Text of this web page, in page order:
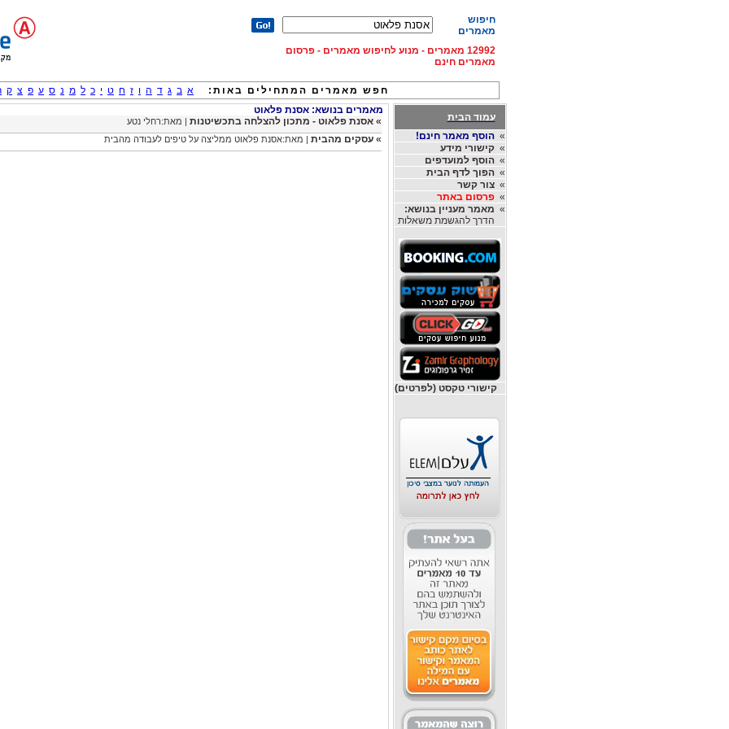
חיפוש
מאמרים
12992 מאמרים - מנוע לחיפוש מאמרים - פרסום
מאמרים חינם
חפש מאמרים המתחילים באות: א ב ג ד ה ו ז ח ט י כ ל מ נ ס ע פ צ ק
עמוד הבית
»הוסף מאמר חינם!
»קישורי מידע
»הוסף למועדפים
»הפוך לדף הבית
»צור קשר
»פרסום באתר
» מאמר מעניין בנושא:
הדרך להגשמת משאלות
קישורי טקסט (לפרטים)
מאמרים בנושא: אסנת פלאוט
» אסנת פלאוט - מתכון להצלחה בתכשיטנות | מאת:רחלי נטע
» עסקים מהבית | מאת:אסנת פלאוט ממליצה על טיפים לעבודה מהבית